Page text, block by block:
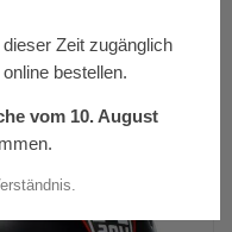
Zeit zugänglich
bestellen.
vom 10. August